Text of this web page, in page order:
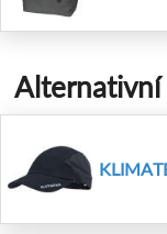
Alternativní